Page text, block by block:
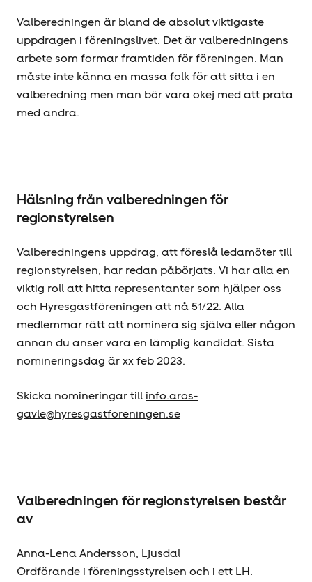
Valberedningen är bland de absolut viktigaste
uppdragen i föreningslivet. Det är valberedningens
arbete som formar framtiden för föreningen. Man
måste inte känna en massa folk för att sitta i en
valberedning men man bör vara okej med att prata
med andra.
Hälsning från valberedningen för
regionstyrelsen
Valberedningens uppdrag, att föreslå ledamöter till
regionstyrelsen, har redan påbörjats. Vi har alla en
viktig roll att hitta representanter som hjälper oss
och Hyresgäst­föreningen att nå 51/22. Alla
medlemmar rätt att nominera sig själva eller någon
annan du anser vara en lämplig kandidat. Sista
nomineringsdag är xx feb 2023.
Skicka nomineringar till info.aros-
gavle@hyresgastforeningen.se
Valberedningen för regionstyrelsen består
av
Anna-Lena Andersson, Ljusdal
Ordförande i föreningsstyrelsen och i ett LH.